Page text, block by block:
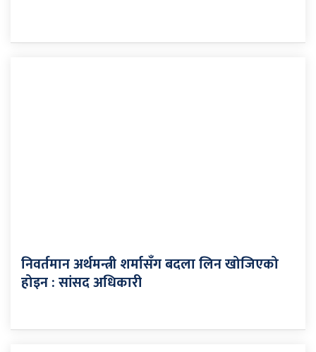
निवर्तमान अर्थमन्त्री शर्मासँग बदला लिन खोजिएको
होइन : सांसद अधिकारी